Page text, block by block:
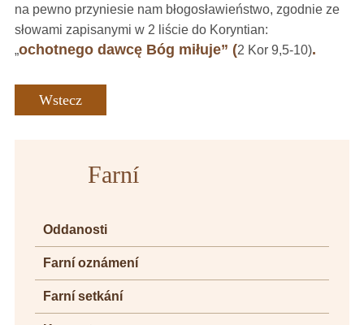
na pewno przyniesie nam błogosławieństwo, zgodnie ze
słowami zapisanymi w 2 liście do Koryntian:
„ochotnego dawcę Bóg miłuje” (2 Kor 9,5-10).
Wstecz
Farní
Oddanosti
Farní oznámení
Farní setkání